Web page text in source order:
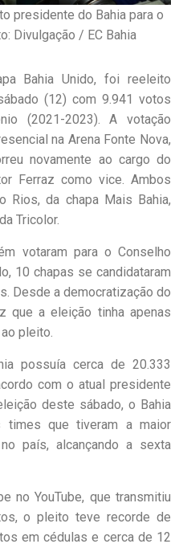
presidente do Bahia para o
Divulgação / EC Bahia
Bahia Unido, foi reeleito
(12) com 9.941 votos
(2021-2023). A votação
na Arena Fonte Nova,
novamente ao cargo do
Ferraz como vice. Ambos
Rios, da chapa Mais Bahia,
Tricolor.
votaram para o Conselho
10 chapas se candidataram
Desde a democratização do
que a eleição tinha apenas
pleito.
possuía cerca de 20.333
com o atual presidente
deste sábado, o Bahia
times que tiveram a maior
país, alcançando a sexta
no YouTube, que transmitiu
o pleito teve recorde de
em cédulas e cerca de 12